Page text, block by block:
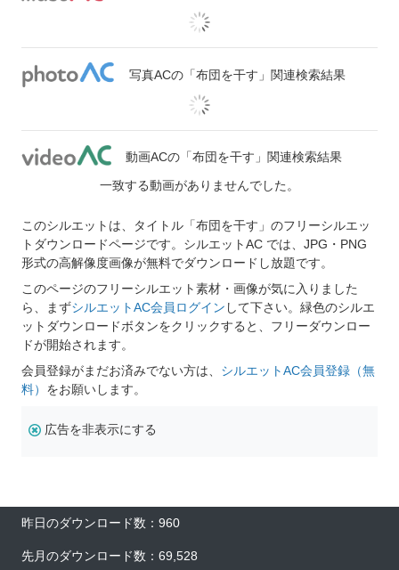
写真ACの「布団を干す」関連検索結果
動画ACの「布団を干す」関連検索結果
一致する動画がありませんでした。
このシルエットは、タイトル「布団を干す」のフリーシルエッ
トダウンロードページです。シルエットAC では、JPG・PNG
形式の高解像度画像が無料でダウンロードし放題です。
このページのフリーシルエット素材・画像が気に入りました
ら、まずシルエットAC会員ログイン して下さい。緑色のシルエ
ットダウンロードボタンをクリックすると、フリーダウンロー
ドが開始されます。
会員登録がまだお済みでない方は、 シルエットAC会員登録（無
料） をお願いします。
広告を非表示にする
昨日のダウンロード数：960
先月のダウンロード数：69,528